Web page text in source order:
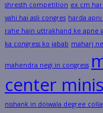
shresth competition ex cm
yahi hai asli congres harda
rahe hain uttrakhand ke apne
ka congress ko jabab maharj
mahendra negi in congress
center
nishank in doiwala degree